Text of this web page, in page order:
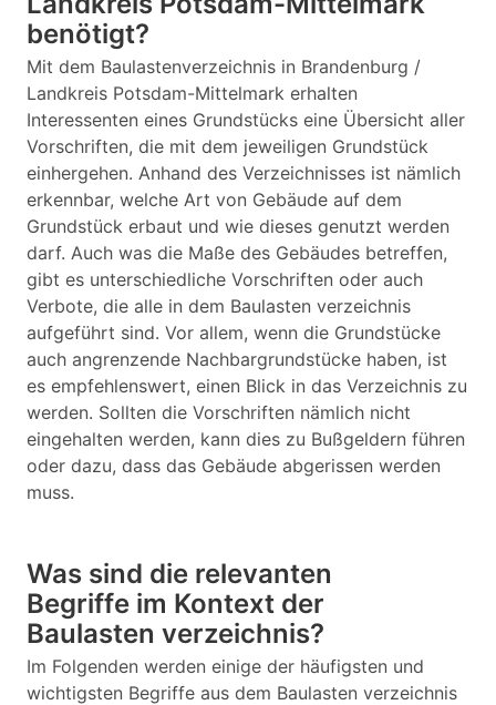
benötigt?
Mit dem Baulastenverzeichnis in Brandenburg /
Landkreis Potsdam-Mittelmark erhalten
Interessenten eines Grundstücks eine Übersicht aller
Vorschriften, die mit dem jeweiligen Grundstück
einhergehen. Anhand des Verzeichnisses ist nämlich
erkennbar, welche Art von Gebäude auf dem
Grundstück erbaut und wie dieses genutzt werden
darf. Auch was die Maße des Gebäudes betreffen,
gibt es unterschiedliche Vorschriften oder auch
Verbote, die alle in dem Baulasten verzeichnis
aufgeführt sind. Vor allem, wenn die Grundstücke
auch angrenzende Nachbargrundstücke haben, ist
es empfehlenswert, einen Blick in das Verzeichnis zu
werden. Sollten die Vorschriften nämlich nicht
eingehalten werden, kann dies zu Bußgeldern führen
oder dazu, dass das Gebäude abgerissen werden
muss.
Was sind die relevanten
Begriffe im Kontext der
Baulasten verzeichnis?
Im Folgenden werden einige der häufigsten und
wichtigsten Begriffe aus dem Baulasten verzeichnis